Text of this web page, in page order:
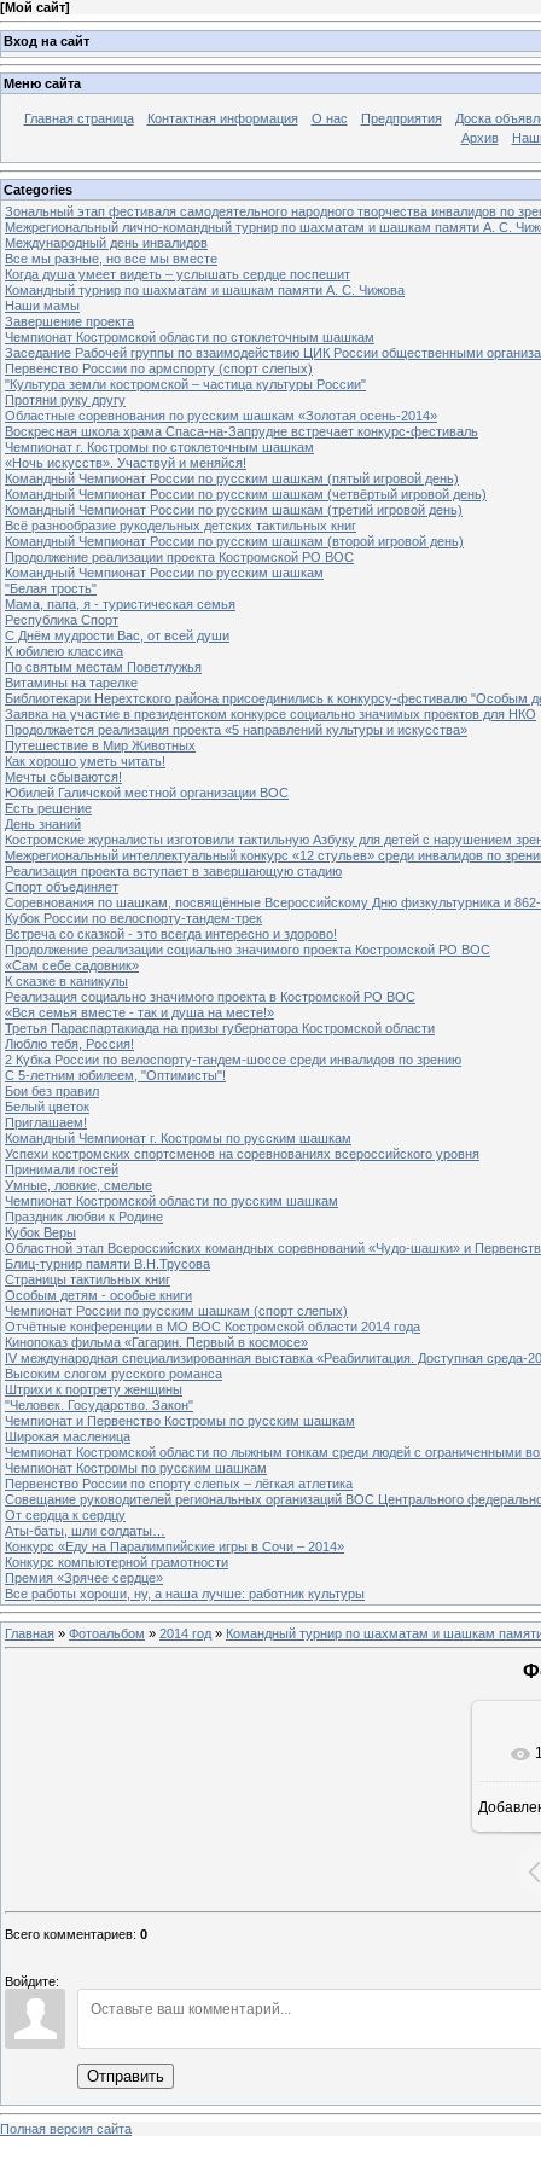
[Мой сайт]
Вход на сайт
Меню сайта
Главная страница Контактная информация О нас Предприятия
Доска
Архив
Categories
Зональный этап фестиваля самодеятельного народного творчества инвалидов по
Межрегиональный лично-командный турнир по шахматам и шашкам памяти А. С.
Международный день инвалидов
Все мы разные, но все мы вместе
Когда душа умеет видеть – услышать сердце поспешит
Командный турнир по шахматам и шашкам памяти А. С. Чижова
Наши мамы
Завершение проекта
Чемпионат Костромской области по стоклеточным шашкам
Заседание Рабочей группы по взаимодействию ЦИК России общественными
Первенство России по армспорту (спорт слепых)
"Культура земли костромской – частица культуры России"
Протяни руку другу
Областные соревнования по русским шашкам «Золотая осень-2014»
Воскресная школа храма Спаса-на-Запрудне встречает конкурс-фестиваль
Чемпионат г. Костромы по стоклеточным шашкам
«Ночь искусств». Участвуй и меняйся!
Командный Чемпионат России по русским шашкам (пятый игровой день)
Командный Чемпионат России по русским шашкам (четвёртый игровой день)
Командный Чемпионат России по русским шашкам (третий игровой день)
Всё разнообразие рукодельных детских тактильных книг
Командный Чемпионат России по русским шашкам (второй игровой день)
Продолжение реализации проекта Костромской РО ВОС
Командный Чемпионат России по русским шашкам
"Белая трость"
Мама, папа, я - туристическая семья
Республика Спорт
С Днём мудрости Вас, от всей души
К юбилею классика
По святым местам Поветлужья
Витамины на тарелке
Библиотекари Нерехтского района присоединились к конкурсу-фестивалю "Особым
Заявка на участие в президентском конкурсе социально значимых проектов для НКО
Продолжается реализация проекта «5 направлений культуры и искусства»
Путешествие в Мир Животных
Как хорошо уметь читать!
Мечты сбываются!
Юбилей Галичской местной организации ВОС
Есть решение
День знаний
Костромские журналисты изготовили тактильную Азбуку для детей с нарушением
Межрегиональный интеллектуальный конкурс «12 стульев» среди инвалидов по
Реализация проекта вступает в завершающую стадию
Спорт объединяет
Соревнования по шашкам, посвящённые Всероссийскому Дню физкультурника и
Кубок России по велоспорту-тандем-трек
Встреча со сказкой - это всегда интересно и здорово!
Продолжение реализации социально значимого проекта Костромской РО ВОС
«Сам себе садовник»
К сказке в каникулы
Реализация социально значимого проекта в Костромской РО ВОС
«Вся семья вместе - так и душа на месте!»
Третья Параспартакиада на призы губернатора Костромской области
Люблю тебя, Россия!
2 Кубка России по велоспорту-тандем-шоссе среди инвалидов по зрению
С 5-летним юбилеем, "Оптимисты"!
Бои без правил
Белый цветок
Приглашаем!
Командный Чемпионат г. Костромы по русским шашкам
Успехи костромских спортсменов на соревнованиях всероссийского уровня
Принимали гостей
Умные, ловкие, смелые
Чемпионат Костромской области по русским шашкам
Праздник любви к Родине
Кубок Веры
Областной этап Всероссийских командных соревнований «Чудо-шашки» и
Блиц-турнир памяти В.Н.Трусова
Страницы тактильных книг
Особым детям - особые книги
Чемпионат России по русским шашкам (спорт слепых)
Отчётные конференции в МО ВОС Костромской области 2014 года
Кинопоказ фильма «Гагарин. Первый в космосе»
IV международная специализированная выставка «Реабилитация. Доступная среда-
Высоким слогом русского романса
Штрихи к портрету женщины
"Человек. Государство. Закон"
Чемпионат и Первенство Костромы по русским шашкам
Широкая масленица
Чемпионат Костромской области по лыжным гонкам среди людей с ограниченными
Чемпионат Костромы по русским шашкам
Первенство России по спорту слепых – лёгкая атлетика
Совещание руководителей региональных организаций ВОС Центрального
От сердца к сердцу
Аты-баты, шли солдаты…
Конкурс «Еду на Паралимпийские игры в Сочи – 2014»
Конкурс компьютерной грамотности
Премия «Зрячее сердце»
Все работы хороши, ну, а наша лучше: работник культуры
Главная » Фотоальбом » 2014 год » Командный турнир по шахматам и шашкам
Всего комментариев: 0
Войдите:
Отправить
Полная версия сайта